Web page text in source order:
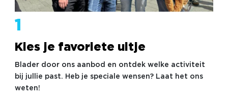
1
Kies je favoriete uitje
Blader door ons aanbod en ontdek welke activiteit
bij jullie past. Heb je speciale wensen? Laat het ons
weten!